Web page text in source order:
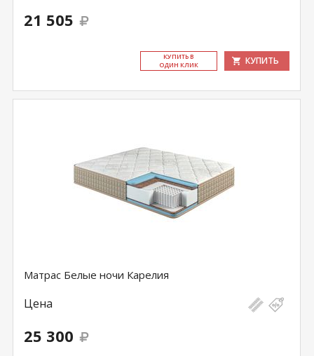
21 505
КУ­ПИТЬ В
ОДИН КЛИК
КУПИТЬ
Матрас Белые ночи Карелия
Цена
25 300